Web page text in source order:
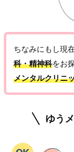
ちなみにもし現
科・精神科をお
メンタルクリニ
ゆう